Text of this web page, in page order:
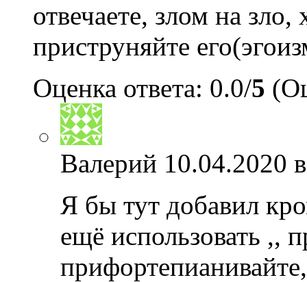
отвечаете, злом на
приструняйте
Оценка ответа: 0.0/5
Валерий 10.04.2020
Я бы тут добавил
ещё использовать ,,